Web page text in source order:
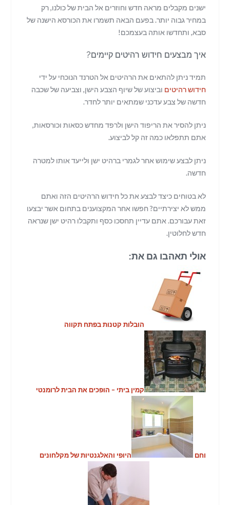
ישנים מקבלים מראה חדש וחוזרים אל הבית של כולנו, רק
במחיר גבוה יותר. בפעם הבאה תשמרו את הכורסא הישנה של
סבא, ותחדשו אותה בעצמכם!
איך מבצעים חידוש רהיטים קיימים?
תמיד ניתן להתאים את הרהיטים אל הטרנד הנוכחי על ידי
חידוש רהיטים וביצוע של שיוף הצבע הישן, וצביעה של שכבה
חדשה של צבע עדכני שמתאים יותר לחדר.
ניתן להסיר את הריפוד הישן ולרפד מחדש כסאות וכורסאות,
אתם תתפלאו כמה זה קל לביצוע.
ניתן לבצע שימוש אחר לגמרי ברהיט ישן ולייעד אותו למטרה
חדשה.
לא בטוחים כיצד לבצע את כל חידוש הרהיטים הזה ואתם
ממש לא יצירתיים? חפשו אחר המקצוענים בתחום אשר יבצעו
זאת עבורכם. אתם עדיין תחסכו כסף ותקבלו רהיט ישן שנראה
חדש לחלוטין.
אולי תאהבו גם את:
הובלות קטנות בפתח תקווה
קמין ביתי – הופכים את הבית לרומנטי
וחם היופי והאלגנטיות של מקלחונים